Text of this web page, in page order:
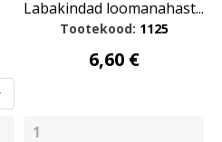
Labakindad loomanahast...
Tootekood: 1125
6,60 €